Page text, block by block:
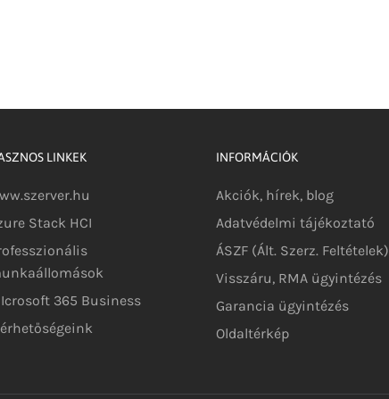
LINKEK
Stack HCI
365 Business
INFORMÁCIÓK
Akciók, hírek, blog
Adatvédelmi tájékoztató
ÁSZF (Ált. Szerz. Feltételek)
Visszáru, RMA ügyintézés
Garancia ügyintézés
Oldaltérkép